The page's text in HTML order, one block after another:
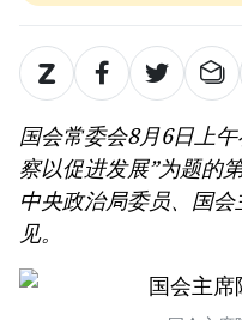
国会常委会8月6日上
察以促进发展”为题的
中央政治局委员、国
见。